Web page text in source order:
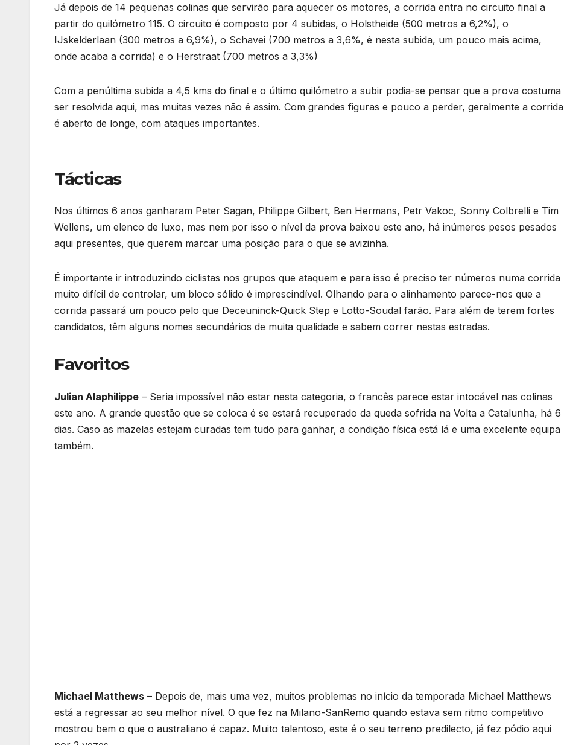
Já depois de 14 pequenas colinas que servirão para aquecer os motores, a corrida entra no circuito final a
partir do quilómetro 115. O circuito é composto por 4 subidas, o Holstheide (500 metros a 6,2%), o
IJskelderlaan (300 metros a 6,9%), o Schavei (700 metros a 3,6%, é nesta subida, um pouco mais acima,
onde acaba a corrida) e o Herstraat (700 metros a 3,3%)
Com a penúltima subida a 4,5 kms do final e o último quilómetro a subir podia-se pensar que a prova costuma
ser resolvida aqui, mas muitas vezes não é assim. Com grandes figuras e pouco a perder, geralmente a corrida
é aberto de longe, com ataques importantes.
Tácticas
Nos últimos 6 anos ganharam Peter Sagan, Philippe Gilbert, Ben Hermans, Petr Vakoc, Sonny Colbrelli e Tim
Wellens, um elenco de luxo, mas nem por isso o nível da prova baixou este ano, há inúmeros pesos pesados
aqui presentes, que querem marcar uma posição para o que se avizinha.
É importante ir introduzindo ciclistas nos grupos que ataquem e para isso é preciso ter números numa corrida
muito difícil de controlar, um bloco sólido é imprescindível. Olhando para o alinhamento parece-nos que a
corrida passará um pouco pelo que Deceuninck-Quick Step e Lotto-Soudal farão. Para além de terem fortes
candidatos, têm alguns nomes secundários de muita qualidade e sabem correr nestas estradas.
Favoritos
Julian Alaphilippe – Seria impossível não estar nesta categoria, o francês parece estar intocável nas colinas
este ano. A grande questão que se coloca é se estará recuperado da queda sofrida na Volta a Catalunha, há 6
dias. Caso as mazelas estejam curadas tem tudo para ganhar, a condição física está lá e uma excelente equipa
também.
Michael Matthews – Depois de, mais uma vez, muitos problemas no início da temporada Michael Matthews
está a regressar ao seu melhor nível. O que fez na Milano-SanRemo quando estava sem ritmo competitivo
mostrou bem o que o australiano é capaz. Muito talentoso, este é o seu terreno predilecto, já fez pódio aqui